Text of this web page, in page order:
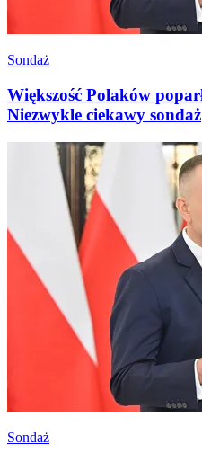
Sondaż
Większość Polaków
Niezwykle ciekawy sondaż
Sondaż